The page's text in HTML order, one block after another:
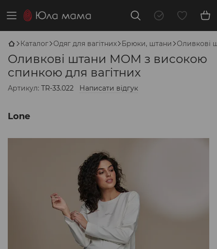
Каталог Одяг для вагітних Брюки, штани Оливкові
Оливкові штани МОМ з високою
спинкою для вагітних
Артикул: TR-33.022 Написати відгук
Lone